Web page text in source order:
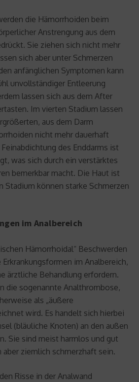
die Hämorrhoiden beim
Anstrengung aus dem
Sie ziehen sich nicht mehr
sich aber unter Schmerzen
anfänglichen Symptomen kann
unvollständiger Entleerung
lassen sich aus dem After
Im vierten Stadium lassen
aus dem Darm
nicht mehr dauerhaft
des Enddarms ist
was sich durch ein verstärktes
bemerkbar macht. Die Haut ist
Stadium können starke Schmerzen
im Analbereich
Hämorrhoidal“ Beschwerden
im Analbereich,
ärztliche Behandlung erfordern.
die sogenannte Analthrombose,
als „äußere
wird. Es handelt sich hierbei
(bläuliche Knoten) an den außen
Sie sind meist harmlos und gut
aber ziemlich schmerzhaft sein.
Risse in der Analwand